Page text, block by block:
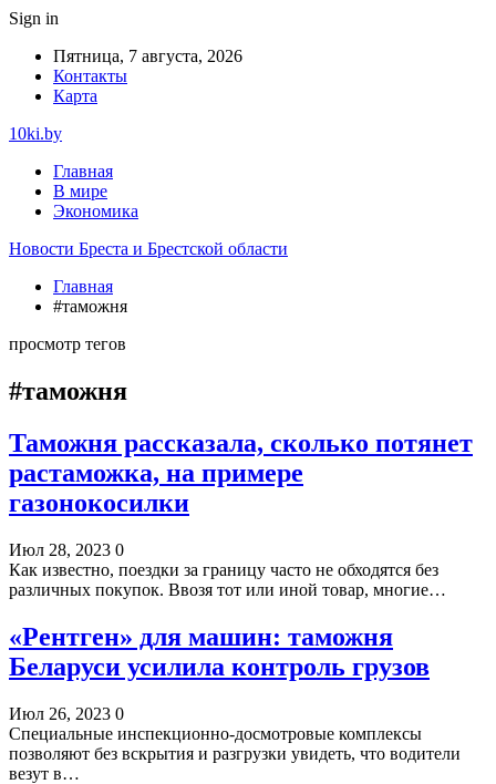
Sign in
Пятница, 7 августа, 2026
Контакты
Карта
10ki.by
Главная
В мире
Экономика
Новости Бреста и Брестской области
Главная
#таможня
просмотр тегов
#таможня
Таможня рассказала, сколько потянет
растаможка, на примере
газонокосилки
Июл 28, 2023 0
Как известно, поездки за границу часто не обходятся без
различных покупок. Ввозя тот или иной товар, многие…
«Рентген» для машин: таможня
Беларуси усилила контроль грузов
Июл 26, 2023 0
Специальные инспекционно-досмотровые комплексы
позволяют без вскрытия и разгрузки увидеть, что водители
везут в…